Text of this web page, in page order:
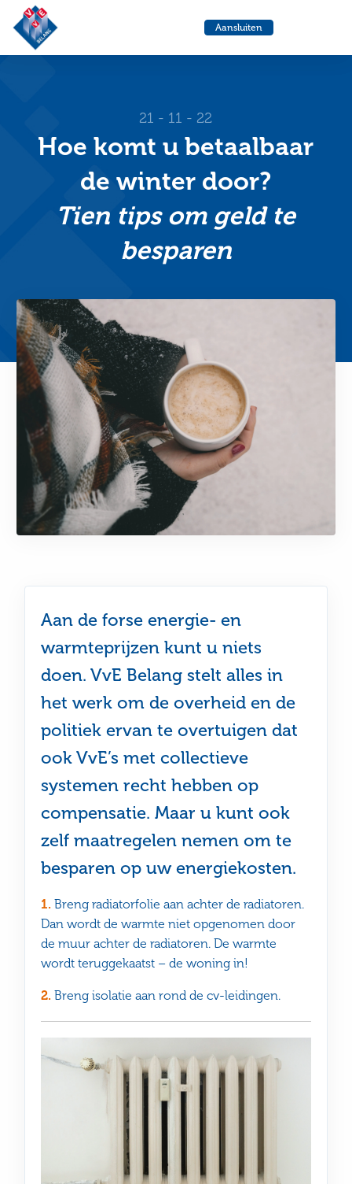
Aansluiten
21 - 11 - 22
Hoe komt u betaalbaar
de winter door?
Tien tips om geld te
besparen
Aan de forse energie- en
warmteprijzen kunt u niets
doen. VvE Belang stelt alles in
het werk om de overheid en de
politiek ervan te overtuigen dat
ook VvE’s met collectieve
systemen recht hebben op
compensatie. Maar u kunt ook
zelf maatregelen nemen om te
besparen op uw energiekosten.
1. Breng radiatorfolie aan achter de radiatoren.
Dan wordt de warmte niet opgenomen door
de muur achter de radiatoren. De warmte
wordt teruggekaatst – de woning in!
2. Breng isolatie aan rond de cv-leidingen.